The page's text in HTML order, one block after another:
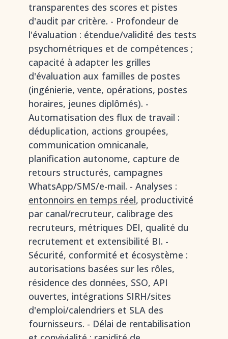
transparentes des scores et pistes
d'audit par critère. - Profondeur de
l'évaluation : étendue/validité des tests
psychométriques et de compétences ;
capacité à adapter les grilles
d'évaluation aux familles de postes
(ingénierie, vente, opérations, postes
horaires, jeunes diplômés). -
Automatisation des flux de travail :
déduplication, actions groupées,
communication omnicanale,
planification autonome, capture de
retours structurés, campagnes
WhatsApp/SMS/e-mail. - Analyses :
entonnoirs en temps réel, productivité
par canal/recruteur, calibrage des
recruteurs, métriques DEI, qualité du
recrutement et extensibilité BI. -
Sécurité, conformité et écosystème :
autorisations basées sur les rôles,
résidence des données, SSO, API
ouvertes, intégrations SIRH/sites
d'emploi/calendriers et SLA des
fournisseurs. - Délai de rentabilisation